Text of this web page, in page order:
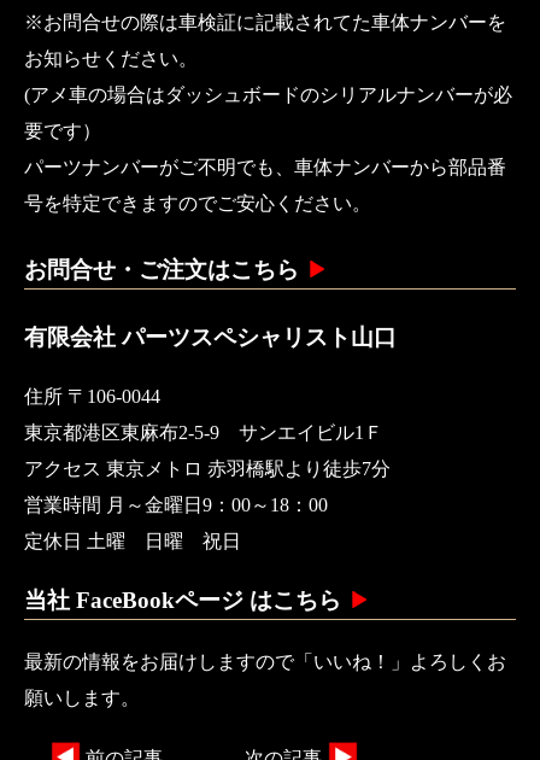
※お問合せの際は車検証に記載されてた車体ナンバーを
お知らせください。
(アメ車の場合はダッシュボードのシリアルナンバーが必
要です）
パーツナンバーがご不明でも、車体ナンバーから部品番
号を特定できますのでご安心ください。
お問合せ・ご注文はこちら
有限会社 パーツスペシャリスト山口
住所 〒106-0044
東京都港区東麻布2-5-9 サンエイビル1Ｆ
アクセス 東京メトロ 赤羽橋駅より徒歩7分
営業時間 月～金曜日9：00～18：00
定休日 土曜 日曜 祝日
当社 FaceBookページ はこちら
最新の情報をお届けしますので「いいね！」よろしくお
願いします。